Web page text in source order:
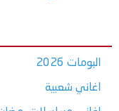
البومات 2026
اغاني شعبية